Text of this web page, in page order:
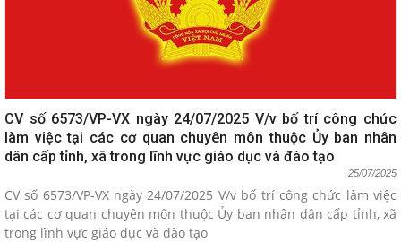
CV số 6573/VP-VX ngày 24/07/2025 V/v bố trí công chức
làm việc tại các cơ quan chuyên môn thuộc Ủy ban nhân
dân cấp tỉnh, xã trong lĩnh vực giáo dục và đào tạo
25/07/2025
CV số 6573/VP-VX ngày 24/07/2025 V/v bố trí công chức làm việc
tại các cơ quan chuyên môn thuộc Ủy ban nhân dân cấp tỉnh, xã
trong lĩnh vực giáo dục và đào tạo